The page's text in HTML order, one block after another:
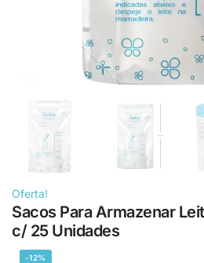
Oferta!
Sacos Para Armazenar
c/ 25 Unidades
-12%